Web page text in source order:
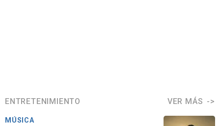
ENTRETENIMIENTO VER MÁS
MÚSICA